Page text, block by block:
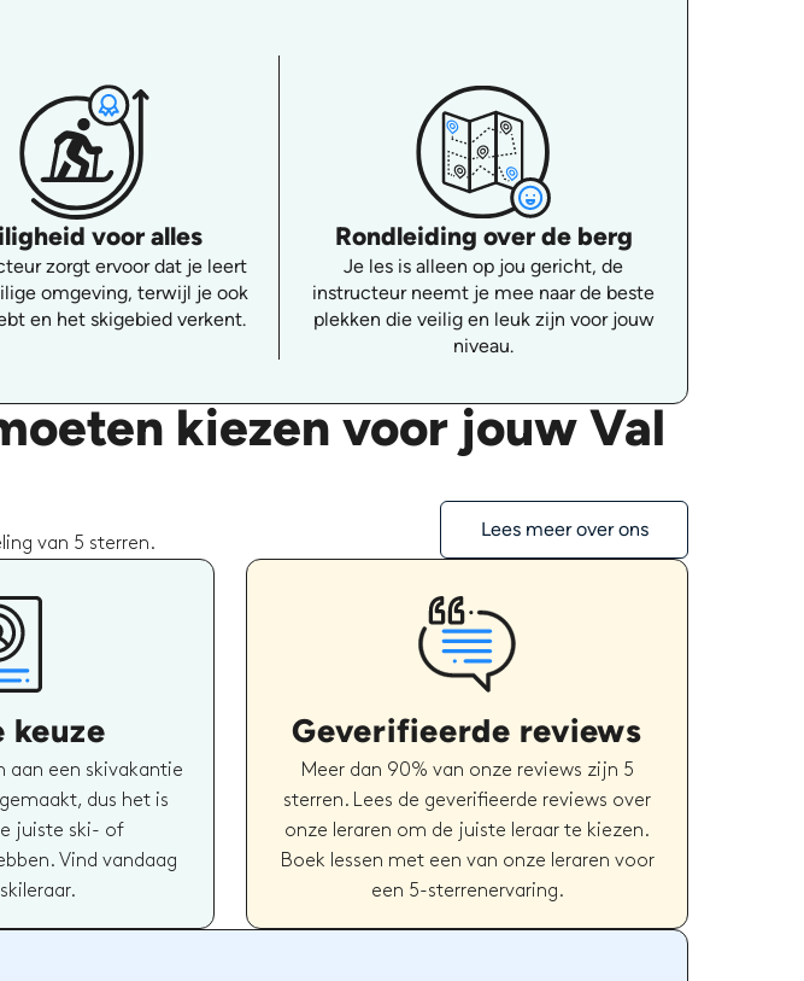
voor alles
zorgt ervoor dat je leert
omgeving, terwijl je ook
en het skigebied verkent.
Rondleiding over de berg
Je les is alleen op jou gericht, de
instructeur neemt je mee naar de beste
plekken die veilig en leuk zijn voor jouw
niveau.
kiezen voor jouw Val
van 5 sterren.
Lees meer over ons
keuze
aan een skivakantie
dus het is
juiste ski- of
Vind vandaag
Geverifieerde reviews
Meer dan 90% van onze reviews zijn 5
sterren. Lees de geverifieerde reviews over
onze leraren om de juiste leraar te kiezen.
Boek lessen met een van onze leraren voor
een 5-sterrenervaring.